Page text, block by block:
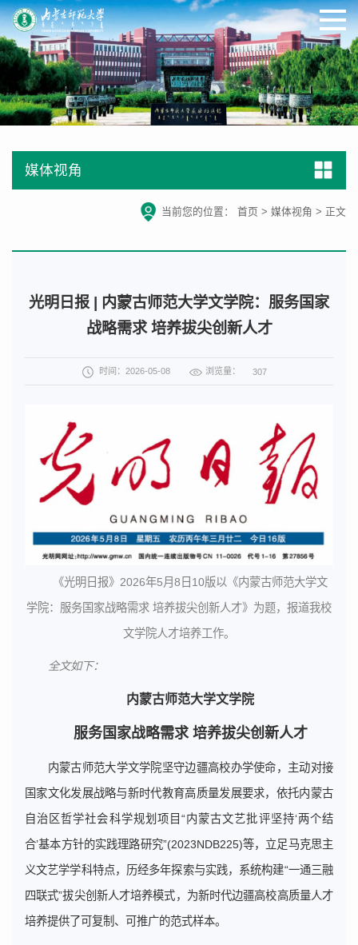
媒体视角
当前您的位置： 首页 > 媒体视角 > 正文
光明日报 | 内蒙古师范大学文学院：服务国家
战略需求 培养拔尖创新人才
时间：2026-05-08 浏览量： 307
《光明日报》2026年5月8日10版以《内蒙古师范大学文
学院：服务国家战略需求 培养拔尖创新人才》为题，报道我校
文学院人才培养工作。
全文如下：
内蒙古师范大学文学院
服务国家战略需求 培养拔尖创新人才
内蒙古师范大学文学院坚守边疆高校办学使命，主动对接
国家文化发展战略与新时代教育高质量发展要求，依托内蒙古
自治区哲学社会科学规划项目“内蒙古文艺批评坚持‘两个结
合’基本方针的实践理路研究”(2023NDB225)等，立足马克思主
义文艺学学科特点，历经多年探索与实践，系统构建“一通三融
四联式”拔尖创新人才培养模式，为新时代边疆高校高质量人才
培养提供了可复制、可推广的范式样本。